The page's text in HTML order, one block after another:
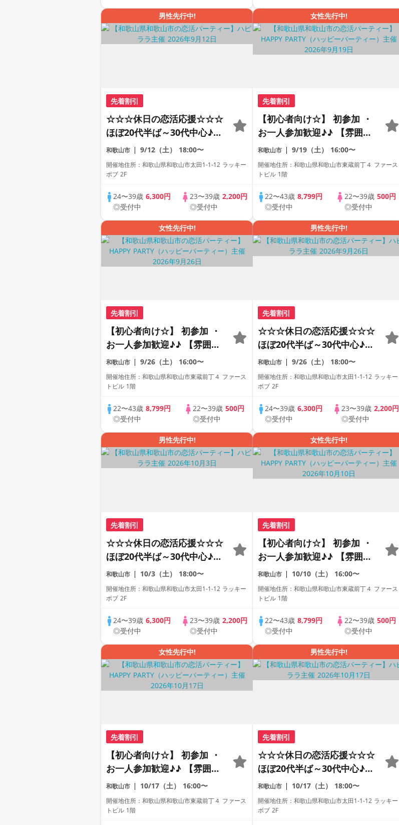
男性先行中!
先着割引
☆☆☆休日の恋活応援☆☆☆
ほぼ20代半ば～30代中心♪♪
理想の年の差♪♪ カジュアル
な出会いパーティー♪♪ カフ
ェやランチデートに行ってみ
ドつき♪♪ 連絡先交換自由♪♪
和歌山市 9/12（土） 18:00〜
開催地住所：和歌山県和歌山市太田1-1-12 ラッキー
ボブ 2F
24〜39歳6,300円
◎受付中
23〜39歳 2,200円
◎受付中
女性先行中!
先着割引
【初心者向け☆】 初参加 ・
お一人参加歓迎♪♪ 【雰囲気
がわかる動画紹介中】週末プ
レミアム街コン
和歌山市 9/19（土） 16:00〜
開催地住所：和歌山県和歌山市東蔵前丁４ ファース
トビル 1階
22〜43歳8,799円
◎受付中
22〜39歳500円
◎受付中
女性先行中!
先着割引
【初心者向け☆】 初参加 ・
お一人参加歓迎♪♪ 【雰囲気
がわかる動画紹介中】週末プ
レミアム街コン
和歌山市 9/26（土） 16:00〜
開催地住所：和歌山県和歌山市東蔵前丁４ ファース
トビル 1階
22〜43歳8,799円
◎受付中
22〜39歳 500円
◎受付中
男性先行中!
先着割引
☆☆☆休日の恋活応援☆☆☆
ほぼ20代半ば～30代中心♪♪
理想の年の差♪♪ カジュアル
な出会いパーティー♪♪ カフ
ェやランチデートに行ってみ
ドつき♪♪ 連絡先交換自由♪♪
和歌山市 9/26（土） 18:00〜
開催地住所：和歌山県和歌山市太田1-1-12 ラッキー
ボブ 2F
24〜39歳6,300円
◎受付中
23〜39歳2,200円
◎受付中
男性先行中!
先着割引
☆☆☆休日の恋活応援☆☆☆
ほぼ20代半ば～30代中心♪♪
理想の年の差♪♪ カジュアル
な出会いパーティー♪♪ カフ
ェやランチデートに行ってみ
ドつき♪♪ 連絡先交換自由♪♪
和歌山市 10/3（土） 18:00〜
開催地住所：和歌山県和歌山市太田1-1-12 ラッキー
ボブ 2F
24〜39歳6,300円
◎受付中
23〜39歳 2,200円
◎受付中
女性先行中!
先着割引
【初心者向け☆】 初参加 ・
お一人参加歓迎♪♪ 【雰囲気
がわかる動画紹介中】週末プ
レミアム街コン
和歌山市 10/10（土） 16:00〜
開催地住所：和歌山県和歌山市東蔵前丁４ ファース
トビル 1階
22〜43歳8,799円
◎受付中
22〜39歳500円
◎受付中
女性先行中!
先着割引
【初心者向け☆】 初参加 ・
お一人参加歓迎♪♪ 【雰囲気
がわかる動画紹介中】週末プ
レミアム街コン
和歌山市 10/17（土） 16:00〜
開催地住所：和歌山県和歌山市東蔵前丁４ ファース
トビル 1階
男性先行中!
先着割引
☆☆☆休日の恋活応援☆☆☆
ほぼ20代半ば～30代中心♪♪
理想の年の差♪♪ カジュアル
な出会いパーティー♪♪ カフ
ェやランチデートに行ってみ
和歌山市 10/17（土） 18:00〜
開催地住所：和歌山県和歌山市太田1-1-12 ラッキー
ボブ 2F